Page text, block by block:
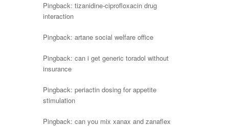
Pingback: tizanidine-ciprofloxacin drug
interaction
Pingback: artane social welfare office
Pingback: can i get generic toradol without
insurance
Pingback: periactin dosing for appetite
stimulation
Pingback: can you mix xanax and zanaflex